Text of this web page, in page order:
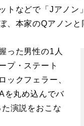
トなどで「Jアノ
、本家のQアノンと
った男性の1人
プ・ステート
ックフェラー、
を丸め込んでバ
演説をおこな